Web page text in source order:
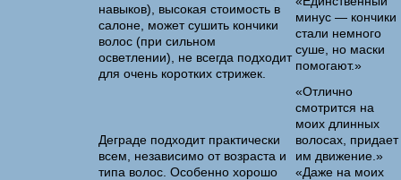
навыков), высокая стоимость в
салоне, может сушить кончики
волос (при сильном
осветлении), не всегда подходит
для очень коротких стрижек.
минус — кончики
стали немного
суше, но маски
помогают.»
Деграде подходит практически
всем, независимо от возраста и
типа волос. Особенно хорошо
«Отлично
смотрится на
моих длинных
волосах, придает
им движение.»
«Даже на моих